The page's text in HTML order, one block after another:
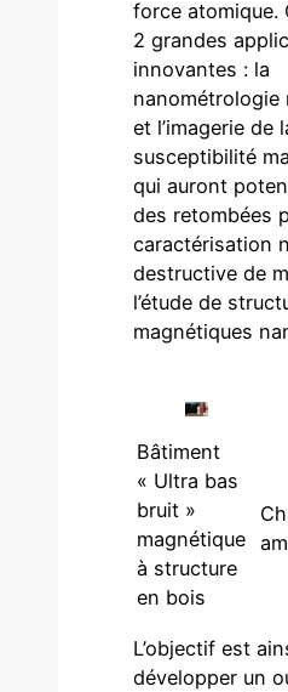
force atomique.
2 grandes
innovantes : la
nanométrologie
et l’imagerie de
susceptibilité
qui auront
des retombées
caractérisation
destructive de
l’étude de
magnétiques
Bâtiment
« Ultra bas
bruit »
magnétique
à structure
en bois
L’objectif est
développer un